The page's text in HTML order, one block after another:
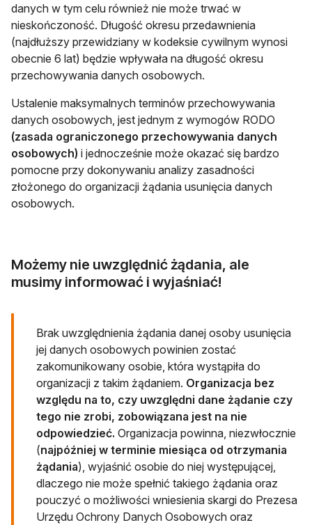
danych w tym celu również nie może trwać w
nieskończoność. Długość okresu przedawnienia
(najdłuższy przewidziany w kodeksie cywilnym wynosi
obecnie 6 lat) będzie wpływała na długość okresu
przechowywania danych osobowych.
Ustalenie maksymalnych terminów przechowywania
danych osobowych, jest jednym z wymogów RODO
(zasada ograniczonego przechowywania danych
osobowych) i jednocześnie może okazać się bardzo
pomocne przy dokonywaniu analizy zasadności
złożonego do organizacji żądania usunięcia danych
osobowych.
Możemy nie uwzględnić żądania, ale
musimy informować i wyjaśniać!
Brak uwzględnienia żądania danej osoby usunięcia
jej danych osobowych powinien zostać
zakomunikowany osobie, która wystąpiła do
organizacji z takim żądaniem. Organizacja bez
względu na to, czy uwzględni dane żądanie czy
tego nie zrobi, zobowiązana jest na nie
odpowiedzieć. Organizacja powinna, niezwłocznie
(najpóźniej w terminie miesiąca od otrzymania
żądania), wyjaśnić osobie do niej występującej,
dlaczego nie może spełnić takiego żądania oraz
pouczyć o możliwości wniesienia skargi do Prezesa
Urzędu Ochrony Danych Osobowych oraz